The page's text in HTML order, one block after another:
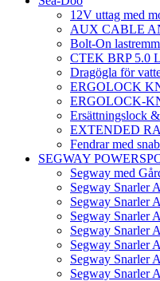
12V uttag med
AUX CABLE
Bolt-On
CTEK BRP 5.0
Dragögla för
ERGOLOCK
ERGOLOCK-
Ersättningslock
EXTENDED
Fendrar med
SEGWAY
Segway med
Segway Snarler
Segway Snarler
Segway Snarler
Segway Snarler
Segway Snarler
Segway Snarler
Segway Snarler